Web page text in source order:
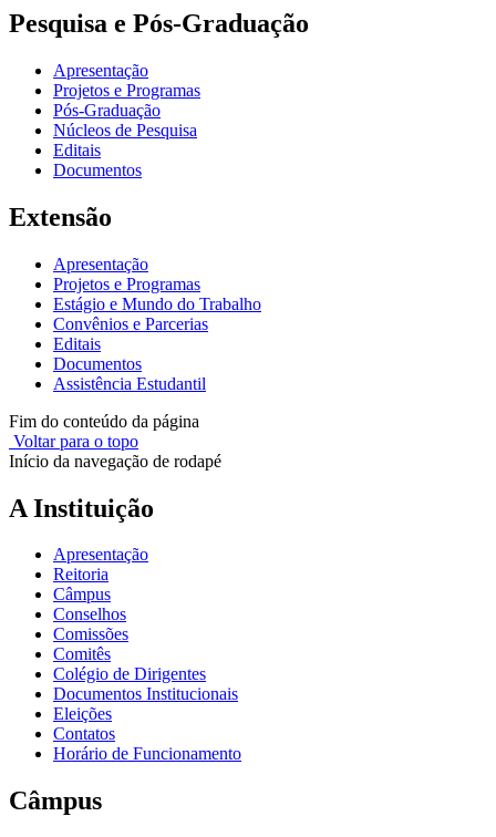
Pesquisa e Pós-Graduação
Apresentação
Projetos e Programas
Pós-Graduação
Núcleos de Pesquisa
Editais
Documentos
Extensão
Apresentação
Projetos e Programas
Estágio e Mundo do Trabalho
Convênios e Parcerias
Editais
Documentos
Assistência Estudantil
Fim do conteúdo da página
Voltar para o topo
Início da navegação de rodapé
A Instituição
Apresentação
Reitoria
Câmpus
Conselhos
Comissões
Comitês
Colégio de Dirigentes
Documentos Institucionais
Eleições
Contatos
Horário de Funcionamento
Câmpus